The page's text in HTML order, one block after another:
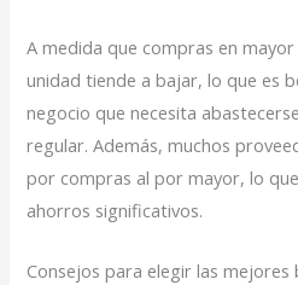
A medida que compras en
unidad tiende a bajar, lo que es
negocio que necesita
regular. Además, muchos
por compras al por mayor, lo
ahorros significativos.
Consejos para elegir las